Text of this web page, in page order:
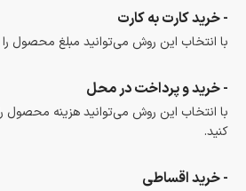
- خرید کارت به کارت
با انتخاب این روش می‌توانید مبلغ محصول را
- خرید و پرداخت در محل
با انتخاب این روش می‌توانید هزینه
کنید.
- خرید اقساطی